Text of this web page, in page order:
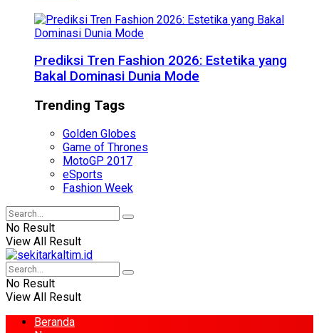
Prediksi Tren Fashion 2026: Estetika yang
Bakal Dominasi Dunia Mode
Trending Tags
Golden Globes
Game of Thrones
MotoGP 2017
eSports
Fashion Week
No Result
View All Result
No Result
View All Result
Beranda